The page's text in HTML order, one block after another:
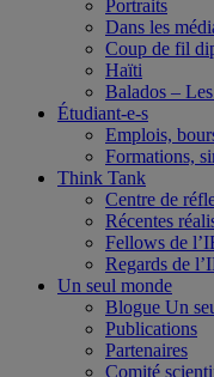
Portraits
Dans les
Coup de fil
Haïti
Balados –
Étudiant-e-s
Emplois,
Formations,
Think Tank
Centre de
Récentes
Fellows de
Regards de
Un seul monde
Blogue Un
Publications
Partenaires
Comité